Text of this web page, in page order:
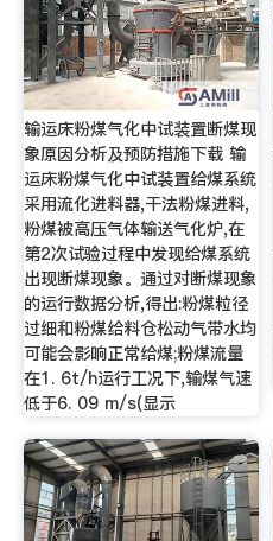
输运床粉煤气化中试装置断煤现
象原因分析及预防措施下载 输
运床粉煤气化中试装置给煤系统
采用流化进料器,干法粉煤进料,
粉煤被高压气体输送气化炉,在
第2次试验过程中发现给煤系统
出现断煤现象。通过对断煤现象
的运行数据分析,得出:粉煤粒径
过细和粉煤给料仓松动气带水均
可能会影响正常给煤;粉煤流量
在1. 6t/h运行工况下,输煤气速
低于6. 09 m/s(显示